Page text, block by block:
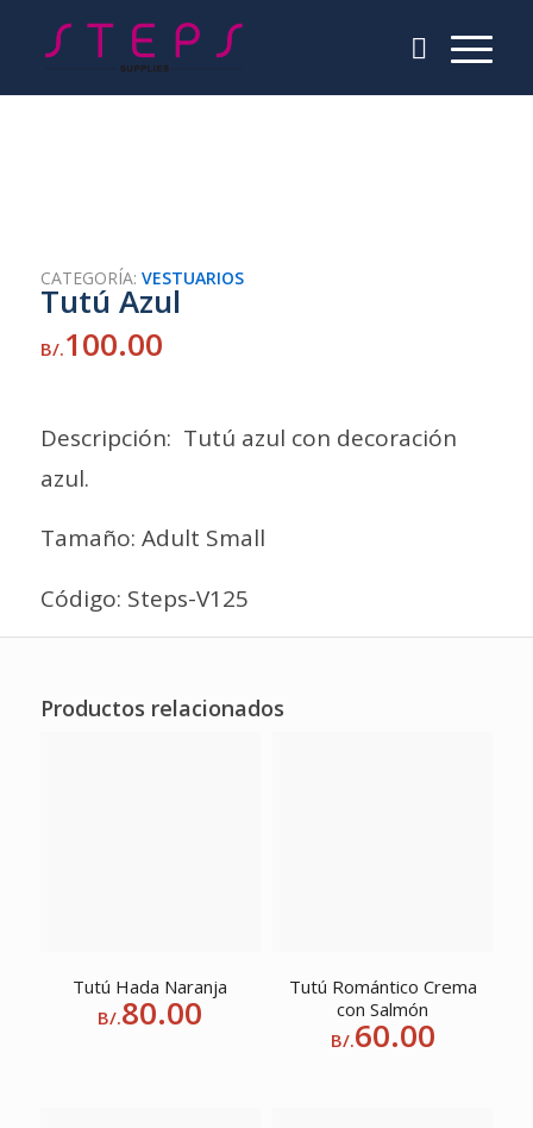
CATEGORÍA: VESTUARIOS
Tutú Azul
B/.100.00
Descripción: Tutú azul con decoración
azul.
Tamaño: Adult Small
Código: Steps-V125
Productos relacionados
Tutú Hada Naranja
B/.80.00
Tutú Romántico Crema
con Salmón
B/.60.00